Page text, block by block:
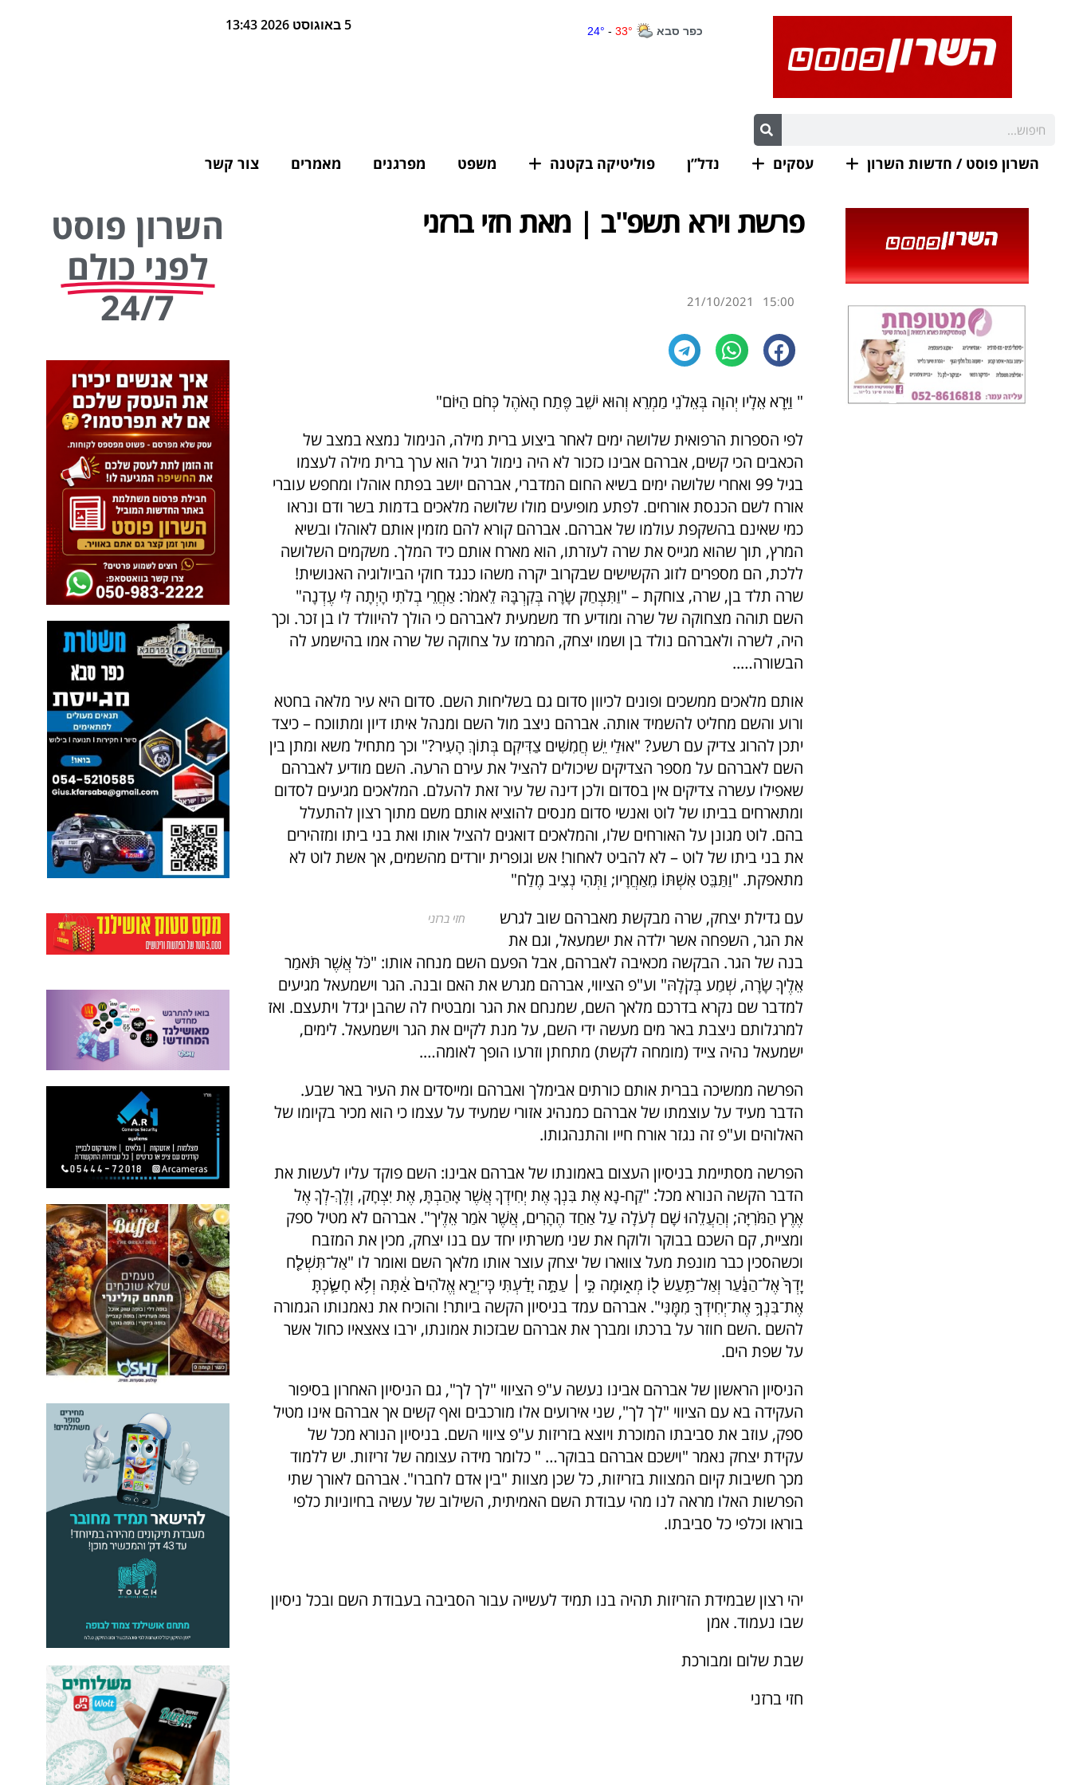
5 באוגוסט 2026 13:43
השרון פוסט / חדשות השרון עסקים נדל”ן פוליטיקה בקטנה משפט מפרגנים מאמרים צור קשר
פרשת וירא תשפ"ב | מאת חזי ברזני
15:00
21/10/2021
" וַיֵּרָא אֵלָיו יְהוָה בְּאֵלֹנֵי מַמְרֵא וְהוּא יֹשֵׁב פֶּתַח הָאֹהֶל כְּחֹם הַיּוֹם"
לפי הספרות הרפואית שלושה ימים לאחר ביצוע ברית מילה, הנימול נמצא במצב של
הכאבים הכי קשים, אברהם אבינו כזכור לא היה נימול רגיל הוא ערך ברית מילה לעצמו
בגיל 99 ואחרי שלושה ימים בשיא החום המדברי, אברהם יושב בפתח אוהלו ומחפש עוברי
אורח לשם הכנסת אורחים. לפתע מופיעים מולו שלושה מלאכים בדמות בשר ודם ונראו
כמי שאינם בהשקפת עולמו של אברהם. אברהם קורא להם מזמין אותם לאוהלו ובשיא
המרץ, תוך שהוא מגייס את שרה לעזרתו, הוא מארח אותם כיד המלך. משקמים השלושה
ללכת, הם מספרים לזוג הקשישים שבקרוב יקרה משהו כנגד חוקי הביולוגיה האנושית!
שרה תלד בן, שרה, צוחקת – "וַתִּצְחַק שָׂרָה בְּקִרְבָּהּ לֵאמֹר: אַחֲרֵי בְלֹתִי הָיְתָה לִּי עֶדְנָה"
השם תוהה מצחוקה של שרה ומודיע חד משמעית לאברהם כי הולך להיוולד לו בן זכר. וכך
היה, לשרה ולאברהם נולד בן ושמו יצחק, המרמז על צחוקה של שרה אמו בהישמע לה
הבשורה…..
אותם מלאכים ממשכים ופונים לכיוון סדום גם בשליחות השם. סדום היא עיר מלאה בחטא
ורוע והשם מחליט להשמיד אותה. אברהם ניצב מול השם ומנהל איתו דיון ומתווכח – כיצד
יתכן להרוג צדיק עם רשע? "אוּלַי יֵשׁ חֲמִשִּׁים צַדִּיקִם בְּתוֹךְ הָעִיר?" וכך מתחיל משא ומתן בין
השם לאברהם על מספר הצדיקים שיכולים להציל את עירם הרעה. השם מודיע לאברהם
שאפילו עשרה צדיקים אין בסדום ולכן דינה של עיר זאת להעלם. המלאכים מגיעים לסדום
ומתארחים בביתו של לוט ואנשי סדום מנסים להוציא אותם משם מתוך רצון להתעלל
בהם. לוט מגונן על האורחים שלו, והמלאכים דואגים להציל אותו ואת בני ביתו ומזהירים
את בני ביתו של לוט – לא להביט לאחור! אש וגופרית יורדים מהשמים, אך אשת לוט לא
מתאפקת. "וַתַּבֵּט אִשְׁתּוֹ מֵאַחֲרָיו; וַתְּהִי נְצִיב מֶלַח"
חזי ברזני
עם גדילת יצחק, שרה מבקשת מאברהם שוב לגרש
את הגר, השפחה אשר ילדה את ישמעאל, וגם את
בנה של הגר. הבקשה מכאיבה לאברהם, אבל הפעם השם מנחה אותו: "כֹּל אֲשֶׁר תֹּאמַר
אֵלֶיךָ שָׂרָה, שְׁמַע בְּקֹלָהּ" וע"פ הציווי, אברהם מגרש את האם ובנה. הגר וישמעאל מגיעים
למדבר שם נקרא בדרכם מלאך השם, שמנחם את הגר ומבטיח לה שהבן יגדל ויתעצם. ואז
למרגלותם ניצבת באר מים מעשה ידי השם, על מנת לקיים את הגר וישמעאל. לימים,
ישמעאל נהיה צייד (מומחה לקשת) מתחתן וזרעו הופך לאומה….
הפרשה ממשיכה בברית אותם כורתים אבימלך ואברהם ומייסדים את העיר באר שבע.
הדבר מעיד על עוצמתו של אברהם כמנהיג אזורי שמעיד על עצמו כי הוא מכיר בקיומו של
האלוהים וע"פ זה נגזר אורח חייו והתנהגותו.
הפרשה מסתיימת בניסיון העצום באמונתו של אברהם אבינו: השם פוקד עליו לעשות את
הדבר הקשה הנורא מכל: "קַח-נָא אֶת בִּנְךָ אֶת יְחִידְךָ אֲשֶׁר אָהַבְתָּ, אֶת יִצְחָק, וְלֶךְ-לְךָ אֶל
אֶרֶץ הַמֹּרִיָּה; וְהַעֲלֵהוּ שָׁם לְעֹלָה עַל אַחַד הֶהָרִים, אֲשֶׁר אֹמַר אֵלֶיך". אברהם לא מטיל ספק
ומציית, קם השכם בבוקר ולוקח את שני משרתיו יחד עם בנו יצחק, מכין את המזבח
וכשהסכין כבר מונפת מעל צווארו של יצחק עוצר אותו מלאך השם ואומר לו "אַל־תִּשְׁלַ֤ח
יָֽדְךָ֙ אֶל־הַנַּ֔עַר וְאַל־תַּ֥עַשׂ ל֖וֹ מְא֑וּמָה כִּ֣י ׀ עַתָּ֣ה יָדַ֗עְתִּי כִּֽי־יְרֵ֤א אֱלֹהִים֙ אַ֔תָּה וְלֹ֥א חָשַׂ֛כְתָּ
אֶת־בִּנְךָ֥ אֶת־יְחִידְךָ֖ מִמֶּֽנִּי". אברהם עמד בניסיון הקשה ביותר! והוכיח את נאמנותו הגמורה
להשם .השם חוזר על ברכתו ומברך את אברהם שבזכות אמונתו, ירבו צאצאיו כחול אשר
על שפת הים.
הניסיון הראשון של אברהם אבינו נעשה ע"פ הציווי "לך לך", גם הניסיון האחרון בסיפור
העקידה בא עם הציווי "לך לך", שני אירועים אלו מורכבים ואף קשים אך אברהם אינו מטיל
ספק, עוזב את סביבתו המוכרת ויוצא בזריזות ע"פ ציווי השם. בניסיון הנורא מכל של
עקידת יצחק נאמר "וישכם אברהם בבוקר… " כלומר מידה עצומה של זריזות. יש ללמוד
מכך חשיבות קיום המצוות בזריזות, כל שכן מצוות "בין אדם לחברו". אברהם לאורך שתי
הפרשות האלו מראה לנו מהי עבודת השם האמיתית, השילוב של עשיה בחיוניות כלפי
בוראו וכלפי כל סביבתו.
יהי רצון שבמידת הזריזות תהיה בנו תמיד לעשייה עבור הסביבה בעבודת השם ובכל ניסיון
שבו נעמוד. אמן
שבת שלום ומבורכת
חזי ברזני
השרון פוסט
לפני כולם
24/7